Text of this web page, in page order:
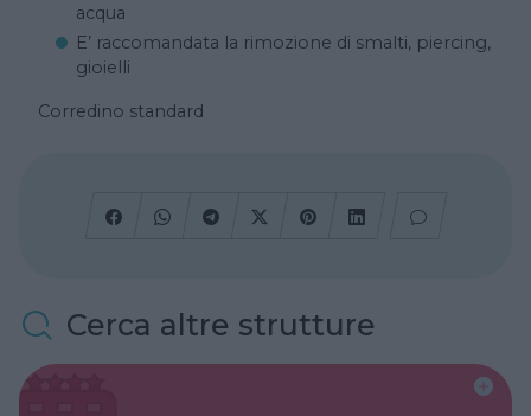
acqua
E’ raccomandata la rimozione di smalti, piercing,
gioielli
Corredino standard
Cerca altre strutture